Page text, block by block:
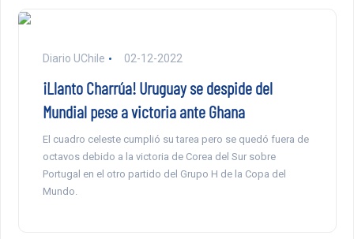
Diario UChile 02-12-2022
¡Llanto Charrúa! Uruguay se despide del
Mundial pese a victoria ante Ghana
El cuadro celeste cumplió su tarea pero se quedó fuera de
octavos debido a la victoria de Corea del Sur sobre
Portugal en el otro partido del Grupo H de la Copa del
Mundo.